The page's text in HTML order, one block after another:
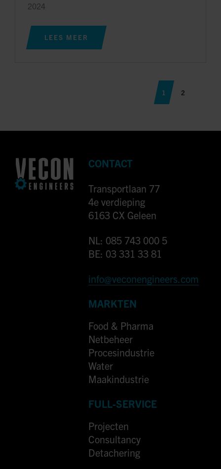
2024
LEES MEER
1 2
CONTACT
Transportlaan 77
4e verdieping
6163 CX Geleen
NL: 085 743 000 5
BE: 03 331 33 81
info@veconengineers.com
MARKTEN
Food & Pharma
Netbeheer
Procesindustrie
Water
Maakindustrie
FULL-SERVICE
Projecten
Consultancy
Detachering